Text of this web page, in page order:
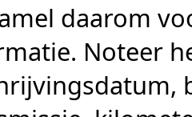
daarom
Noteer